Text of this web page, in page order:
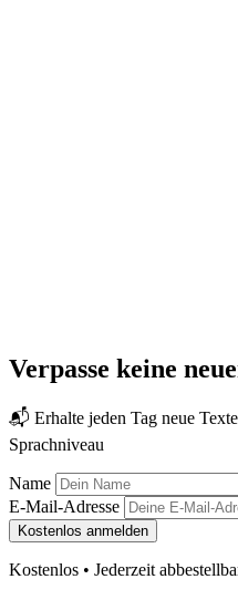
Verpasse keine
📬 Erhalte jeden Tag neue
Sprachniveau
Name
E-Mail-Adresse
Kostenlos anmelden
Kostenlos • Jederzeit